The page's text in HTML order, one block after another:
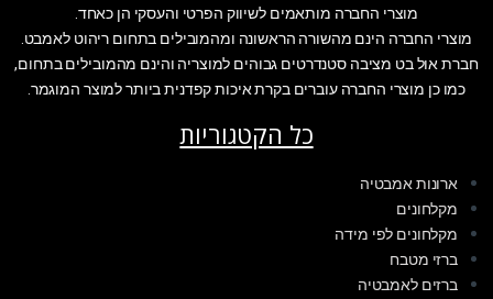
מוצרי החברה מותאמים לשיווק הפרטי והעסקי הן כאחד.
מוצרי החברה הינם מהשורה הראשונה ומהמובילים בתחום ריהוט לאמבט.
חברת אול בט מציבה סטנדרטים גבוהים למוצריה והינם מהמובילים בתחום,
כמו כן מוצרי החברה עוברים בקרת איכות קפדנית ביותר למוצר המוגמר.
כל הקטגוריות
ארונות אמבטיה
מקלחונים
מקלחונים לפי מידה
ברזי מטבח
ברזים לאמבטיה